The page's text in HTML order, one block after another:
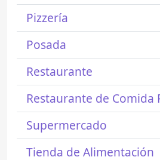
Pizzería
Posada
Restaurante
Restaurante de Comida
Supermercado
Tienda de Alimentación